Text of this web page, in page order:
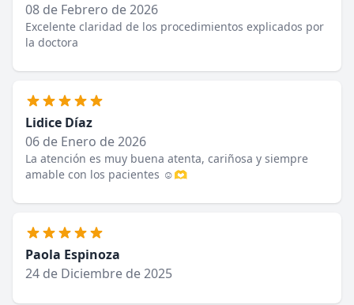
08 de Febrero de 2026
Excelente claridad de los procedimientos explicados por
la doctora
Lidice Díaz
06 de Enero de 2026
La atención es muy buena atenta, cariñosa y siempre
amable con los pacientes ☺️🫶
Paola Espinoza
24 de Diciembre de 2025